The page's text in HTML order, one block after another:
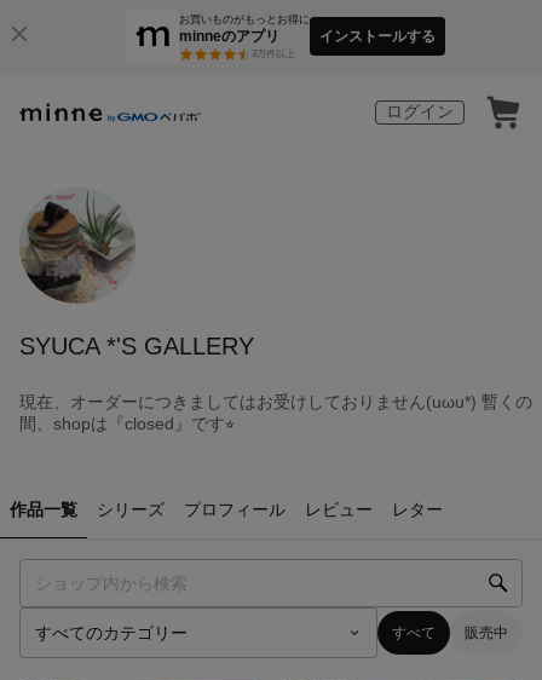
お買いものがもっとお得に
minneのアプリ
3万件以上
インストールする
ログイン
SYUCA *'S GALLERY
現在、オーダーにつきましてはお受けしておりません(uωu*) 暫くの
間、shopは『closed』です⭐︎
作品一覧 シリーズ プロフィール レビュー レター
すべて 販売中